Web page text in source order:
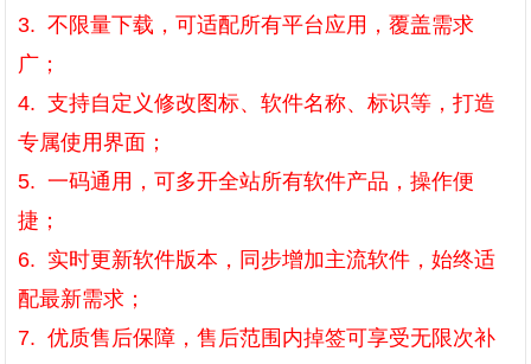
3. 不限量下载，可适配所有平台应用，覆盖需求
广；
4. 支持自定义修改图标、软件名称、标识等，打造
专属使用界面；
5. 一码通用，可多开全站所有软件产品，操作便
捷；
6. 实时更新软件版本，同步增加主流软件，始终适
配最新需求；
7. 优质售后保障，售后范围内掉签可享受无限次补